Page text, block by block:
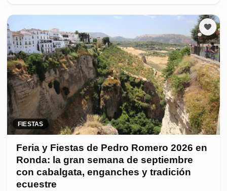
FIESTAS
Feria y Fiestas de Pedro Romero 2026 en
Ronda: la gran semana de septiembre
con cabalgata, enganches y tradición
ecuestre